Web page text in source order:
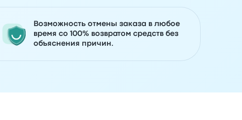
Возможность отмены заказа в любое
время со 100% возвратом средств без
объяснения причин.